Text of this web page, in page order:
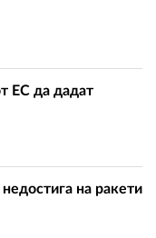
ЕС да дадат
на ракети